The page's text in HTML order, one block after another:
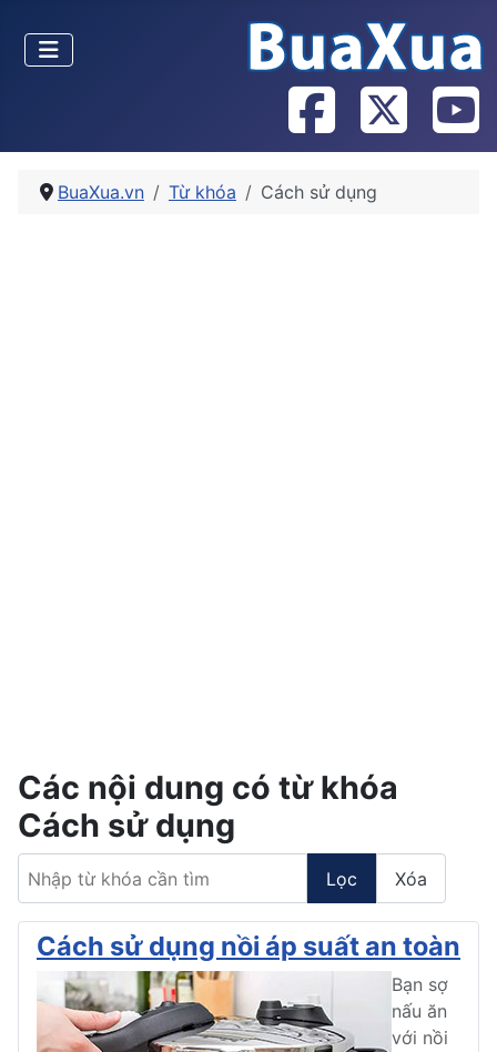
BuaXua.vn Từ khóa Cách sử dụng
Các nội dung có từ khóa
Cách sử dụng
Nhập từ khóa cần tìm
Lọc Xóa
Cách sử dụng nồi áp suất an toàn
Bạn sợ
nấu ăn
với nồi